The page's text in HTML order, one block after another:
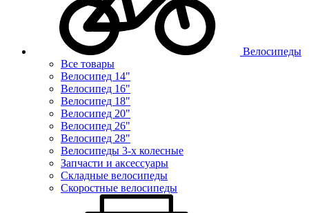
Велосипеды
Все товары
Велосипед 14"
Велосипед 16"
Велосипед 18"
Велосипед 20"
Велосипед 26"
Велосипед 28"
Велосипеды 3-х колесные
Запчасти и аксессуары
Складные велосипеды
Скоростные велосипеды